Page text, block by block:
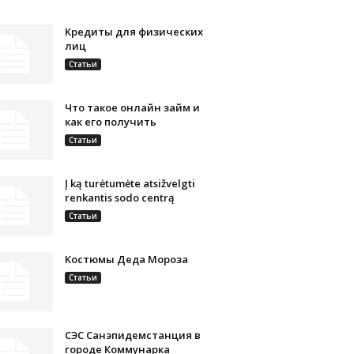
Кредиты для физических
лиц
Статьи
Что такое онлайн займ и
как его получить
Статьи
Į ką turėtumėte atsižvelgti
renkantis sodo centrą
Статьи
Костюмы Деда Мороза
Статьи
СЭС Санэпидемстанция в
городе Коммунарка